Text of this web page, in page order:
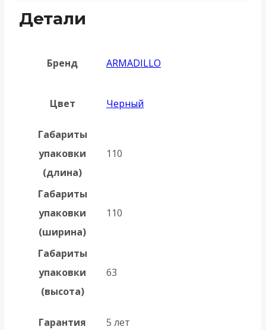
Детали
Бренд ARMADILLO
Цвет Черный
Габариты
упаковки
(длина)
110
Габариты
упаковки
(ширина)
110
Габариты
упаковки
(высота)
63
Гарантия 5 лет